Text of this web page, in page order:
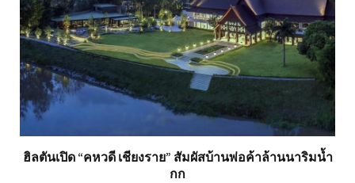
ฮิลตันเปิด “คหวดี เชียงราย” สัมผัสบ้านพ่อค้าล้านนาริมน้ำ
กก